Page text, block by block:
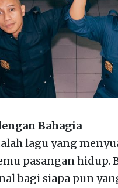
Bahagia
lagu yang
pasangan hidup.
bagi siapa pun